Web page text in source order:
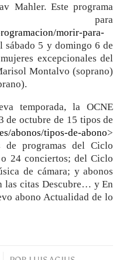
Mahler. Este programa
para
morir-para-
sábado 5 y domingo 6 de
excepcionales del
Montalvo (soprano)
temporada, la OCNE
de octubre de 15 tipos de
abonos/tipos-de-abono>
de programas del Ciclo
24 conciertos; del Ciclo
de cámara; y abonos
las citas Descubre… y En
abono Actualidad de lo